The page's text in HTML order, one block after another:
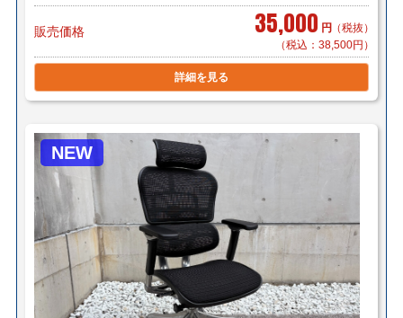
販売価格 35,000 円 （税抜）
（税込：38,500円）
詳細を見る
NEW